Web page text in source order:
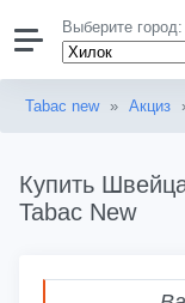
Выберите город:
Tabac new » Акциз
Купить
Tabac New